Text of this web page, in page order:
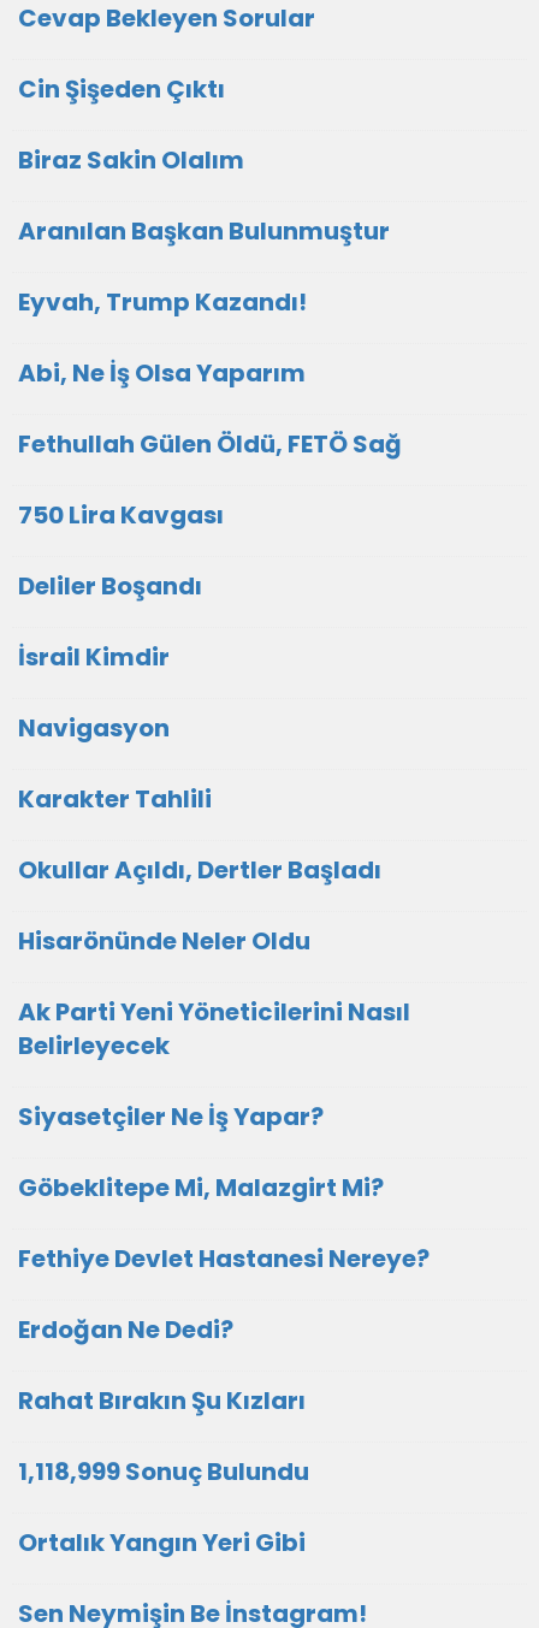
Cevap Bekleyen Sorular
Cin Şişeden Çıktı
Biraz Sakin Olalım
Aranılan Başkan Bulunmuştur
Eyvah, Trump Kazandı!
Abi, Ne İş Olsa Yaparım
Fethullah Gülen Öldü, FETÖ Sağ
750 Lira Kavgası
Deliler Boşandı
İsrail Kimdir
Navigasyon
Karakter Tahlili
Okullar Açıldı, Dertler Başladı
Hisarönünde Neler Oldu
Ak Parti Yeni Yöneticilerini Nasıl
Belirleyecek
Siyasetçiler Ne İş Yapar?
Göbeklitepe Mi, Malazgirt Mi?
Fethiye Devlet Hastanesi Nereye?
Erdoğan Ne Dedi?
Rahat Bırakın Şu Kızları
1,118,999 Sonuç Bulundu
Ortalık Yangın Yeri Gibi
Sen Neymişin Be İnstagram!